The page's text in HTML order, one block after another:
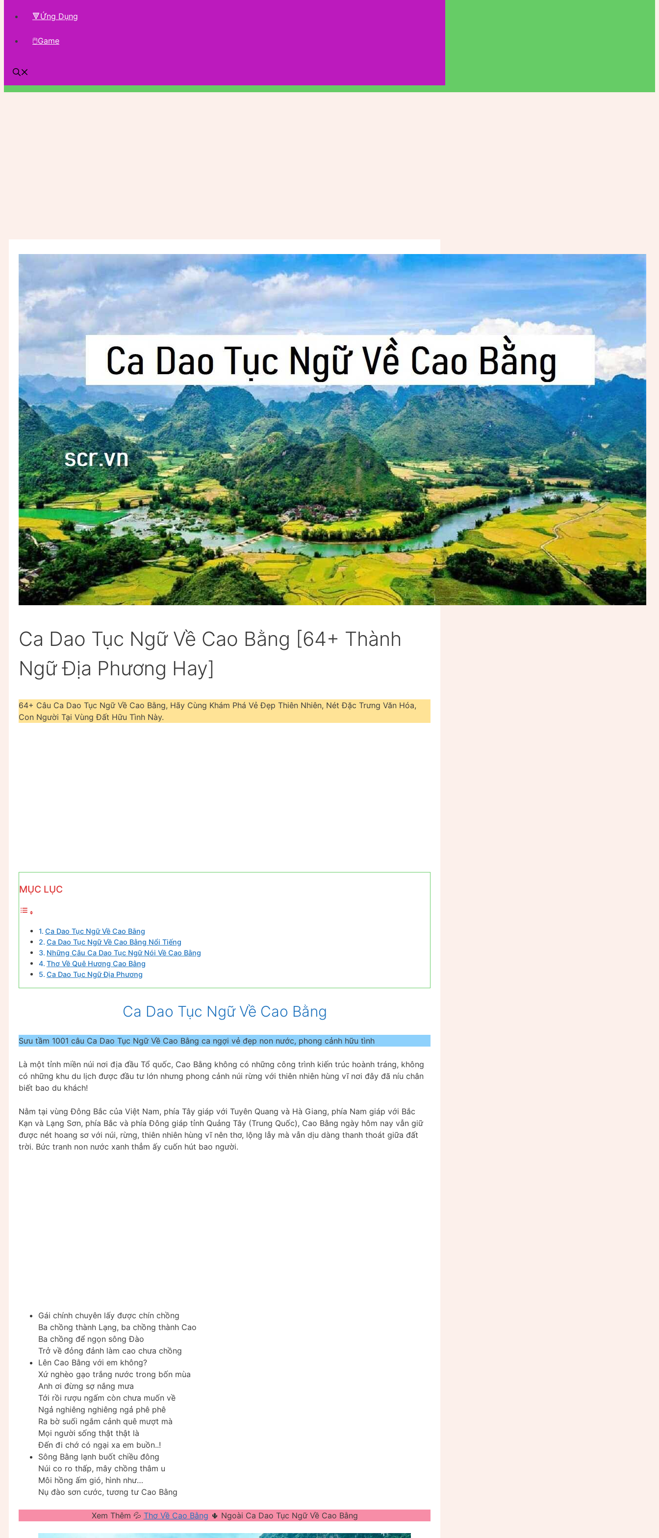
🔻Ứng Dụng
🖱Game
Ca Dao Tục Ngữ Về Cao Bằng [64+ Thành
Ngữ Địa Phương Hay]
64+ Câu Ca Dao Tục Ngữ Về Cao Bằng, Hãy Cùng Khám Phá Vẻ Đẹp Thiên Nhiên, Nét Đặc Trưng Văn Hóa,
Con Người Tại Vùng Đất Hữu Tình Này.
MỤC LỤC
Ca Dao Tục Ngữ Về Cao Bằng
Ca Dao Tục Ngữ Về Cao Bằng Nổi Tiếng
Những Câu Ca Dao Tục Ngữ Nói Về Cao Bằng
Thơ Về Quê Hương Cao Bằng
Ca Dao Tục Ngữ Địa Phương
Ca Dao Tục Ngữ Về Cao Bằng
Sưu tầm 1001 câu Ca Dao Tục Ngữ Về Cao Bằng ca ngợi vẻ đẹp non nước, phong cảnh hữu tình
Là một tỉnh miền núi nơi địa đầu Tổ quốc, Cao Bằng không có những công trình kiến trúc hoành tráng, không
có những khu du lịch được đầu tư lớn nhưng phong cảnh núi rừng với thiên nhiên hùng vĩ nơi đây đã níu chân
biết bao du khách!
Nằm tại vùng Đông Bắc của Việt Nam, phía Tây giáp với Tuyên Quang và Hà Giang, phía Nam giáp với Bắc
Kạn và Lạng Sơn, phía Bắc và phía Đông giáp tỉnh Quảng Tây (Trung Quốc), Cao Bằng ngày hôm nay vẫn giữ
được nét hoang sơ với núi, rừng, thiên nhiên hùng vĩ nên thơ, lộng lẫy mà vẫn dịu dàng thanh thoát giữa đất
trời. Bức tranh non nước xanh thẳm ấy cuốn hút bao người.
Gái chính chuyên lấy được chín chồng
Ba chồng thành Lạng, ba chồng thành Cao
Ba chồng để ngọn sông Đào
Trở về đỏng đảnh làm cao chưa chồng
Lên Cao Bằng với em không?
Xứ nghèo gạo trắng nước trong bốn mùa
Anh ơi đừng sợ nắng mưa
Tới rồi rượu ngấm còn chưa muốn về
Ngả nghiêng nghiêng ngả phê phê
Ra bờ suối ngắm cảnh quê mượt mà
Mọi người sống thật thật là
Đến đi chớ có ngại xa em buồn..!
Sông Bằng lạnh buốt chiều đông
Núi co ro thấp, mây chồng thâm u
Môi hồng ấm gió, hình như…
Nụ đào sơn cước, tương tư Cao Bằng
Xem Thêm 💦 Thơ Về Cao Bằng 🌵 Ngoài Ca Dao Tục Ngữ Về Cao Bằng